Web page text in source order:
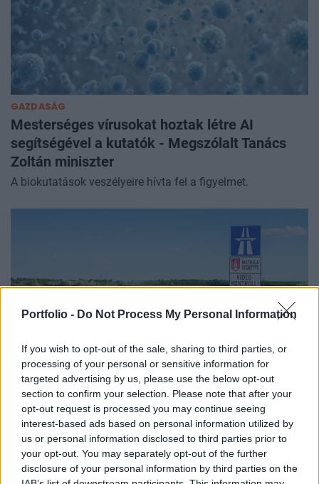
Portfolio - Do Not Process My Personal Information
If you wish to opt-out of the sale, sharing to third parties, or
processing of your personal or sensitive information for
targeted advertising by us, please use the below opt-out
section to confirm your selection. Please note that after your
opt-out request is processed you may continue seeing
interest-based ads based on personal information utilized by
us or personal information disclosed to third parties prior to
your opt-out. You may separately opt-out of the further
disclosure of your personal information by third parties on the
GAZDASÁG
Mesterséges vírusokat hoztak létre AI
segítségével a kutatók - Megszólalt Tanács
Zoltán miniszter
A biokutatások veszélyeire hívta fel a figyelmet.
GAZDASÁG
Beindult a vagyonvisszaszerzés: kicsivel több,
mint két milliárd forintot fizetett vissza az
egyik magántőkealap
Állítólag Mészáros Lőrinc köreihez tartozik.